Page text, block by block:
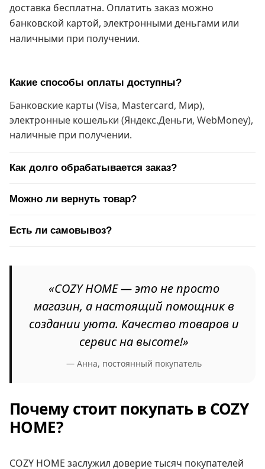
доставка бесплатна. Оплатить заказ можно
банковской картой, электронными деньгами или
наличными при получении.
Какие способы оплаты доступны?
Банковские карты (Visa, Mastercard, Мир),
электронные кошельки (Яндекс.Деньги, WebMoney),
наличные при получении.
Как долго обрабатывается заказ?
Можно ли вернуть товар?
Есть ли самовывоз?
«COZY HOME — это не просто
магазин, а настоящий помощник в
создании уюта. Качество товаров и
сервис на высоте!»
— Анна, постоянный покупатель
Почему стоит покупать в COZY
HOME?
COZY HOME заслужил доверие тысяч покупателей